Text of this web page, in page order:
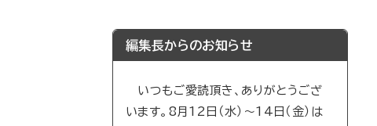
編集長からのお知らせ
いつもご愛読頂き、ありがとうござ
います。8月12日（水）～14日（金）は